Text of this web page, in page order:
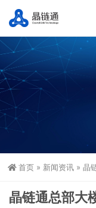
首页 » 新闻资讯 » 晶
晶链通总部大